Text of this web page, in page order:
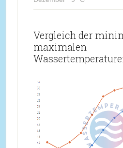
Vergleich der
maximalen